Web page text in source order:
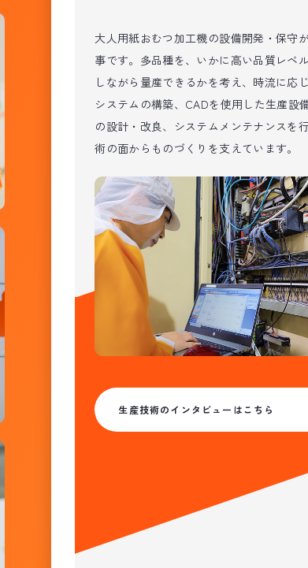
大人用紙おむつ加工機の設備開発・保守
事です。多品種を、いかに高い品質レベ
しながら量産できるかを考え、時流に応
システムの構築、CADを使用した生産設
の設計・改良、システムメンテナンスを
術の面からものづくりを支えています。
生産技術のインタビューはこちら